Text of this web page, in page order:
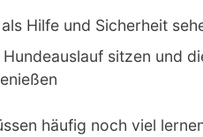
Hilfe und Sicherheit
sitzen und
häufig noch viel